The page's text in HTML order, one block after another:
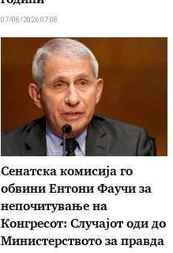
07/08/2026 07:08
Сенатска комисија го
обвини Ентони Фаучи за
непочитување на
Конгресот: Случајот оди до
Министерството за правда